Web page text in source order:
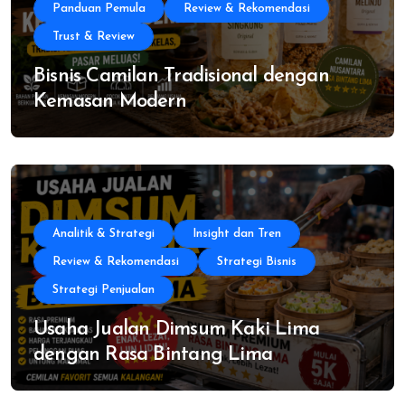
Panduan Pemula Review & Rekomendasi
Trust & Review
Bisnis Camilan Tradisional dengan
Kemasan Modern
Analitik & Strategi Insight dan Tren
Review & Rekomendasi Strategi Bisnis
Strategi Penjualan
Usaha Jualan Dimsum Kaki Lima
dengan Rasa Bintang Lima